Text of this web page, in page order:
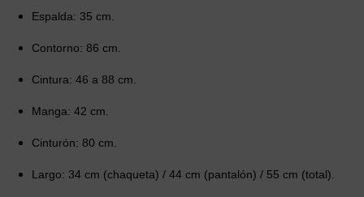
Espalda: 35 cm.
Contorno: 86 cm.
Cintura: 46 a 88 cm.
Manga: 42 cm.
Cinturón: 80 cm.
Largo: 34 cm (chaqueta) / 44 cm (pantalón) / 55 cm (total).